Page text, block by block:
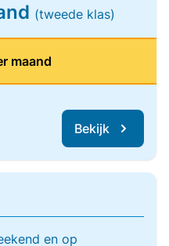
(tweede klas)
maand
Bekijk
en op